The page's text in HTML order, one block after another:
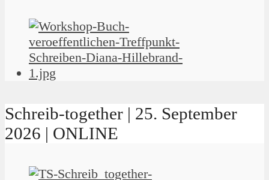
Schreib-together | 25. September
2026 | ONLINE